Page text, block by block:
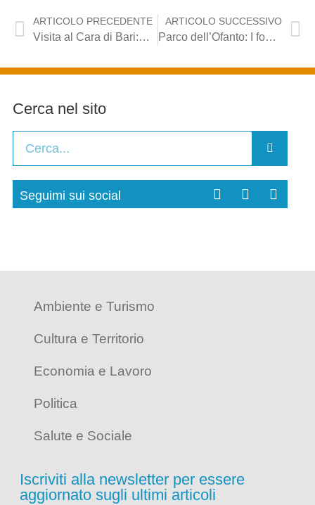
ARTICOLO PRECEDENTE
Visita al Cara di Bari:Una realtà molto diversa da ciò che dipingono le cronache, qui c’è un’umanità che ci chiede aiuto
ARTICOLO SUCCESSIVO
Parco dell’Ofanto: I fondi ci sono, ora si fa sul serio
Cerca nel sito
Seguimi sui social
Ambiente e Turismo
Cultura e Territorio
Economia e Lavoro
Politica
Salute e Sociale
Iscriviti alla newsletter per essere
aggiornato sugli ultimi articoli